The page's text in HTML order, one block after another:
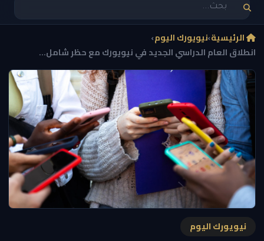
الرئيسية›نيويورك اليوم›
انطلاق العام الدراسي الجديد في نيويورك مع حظر شامل...
نيويورك اليوم